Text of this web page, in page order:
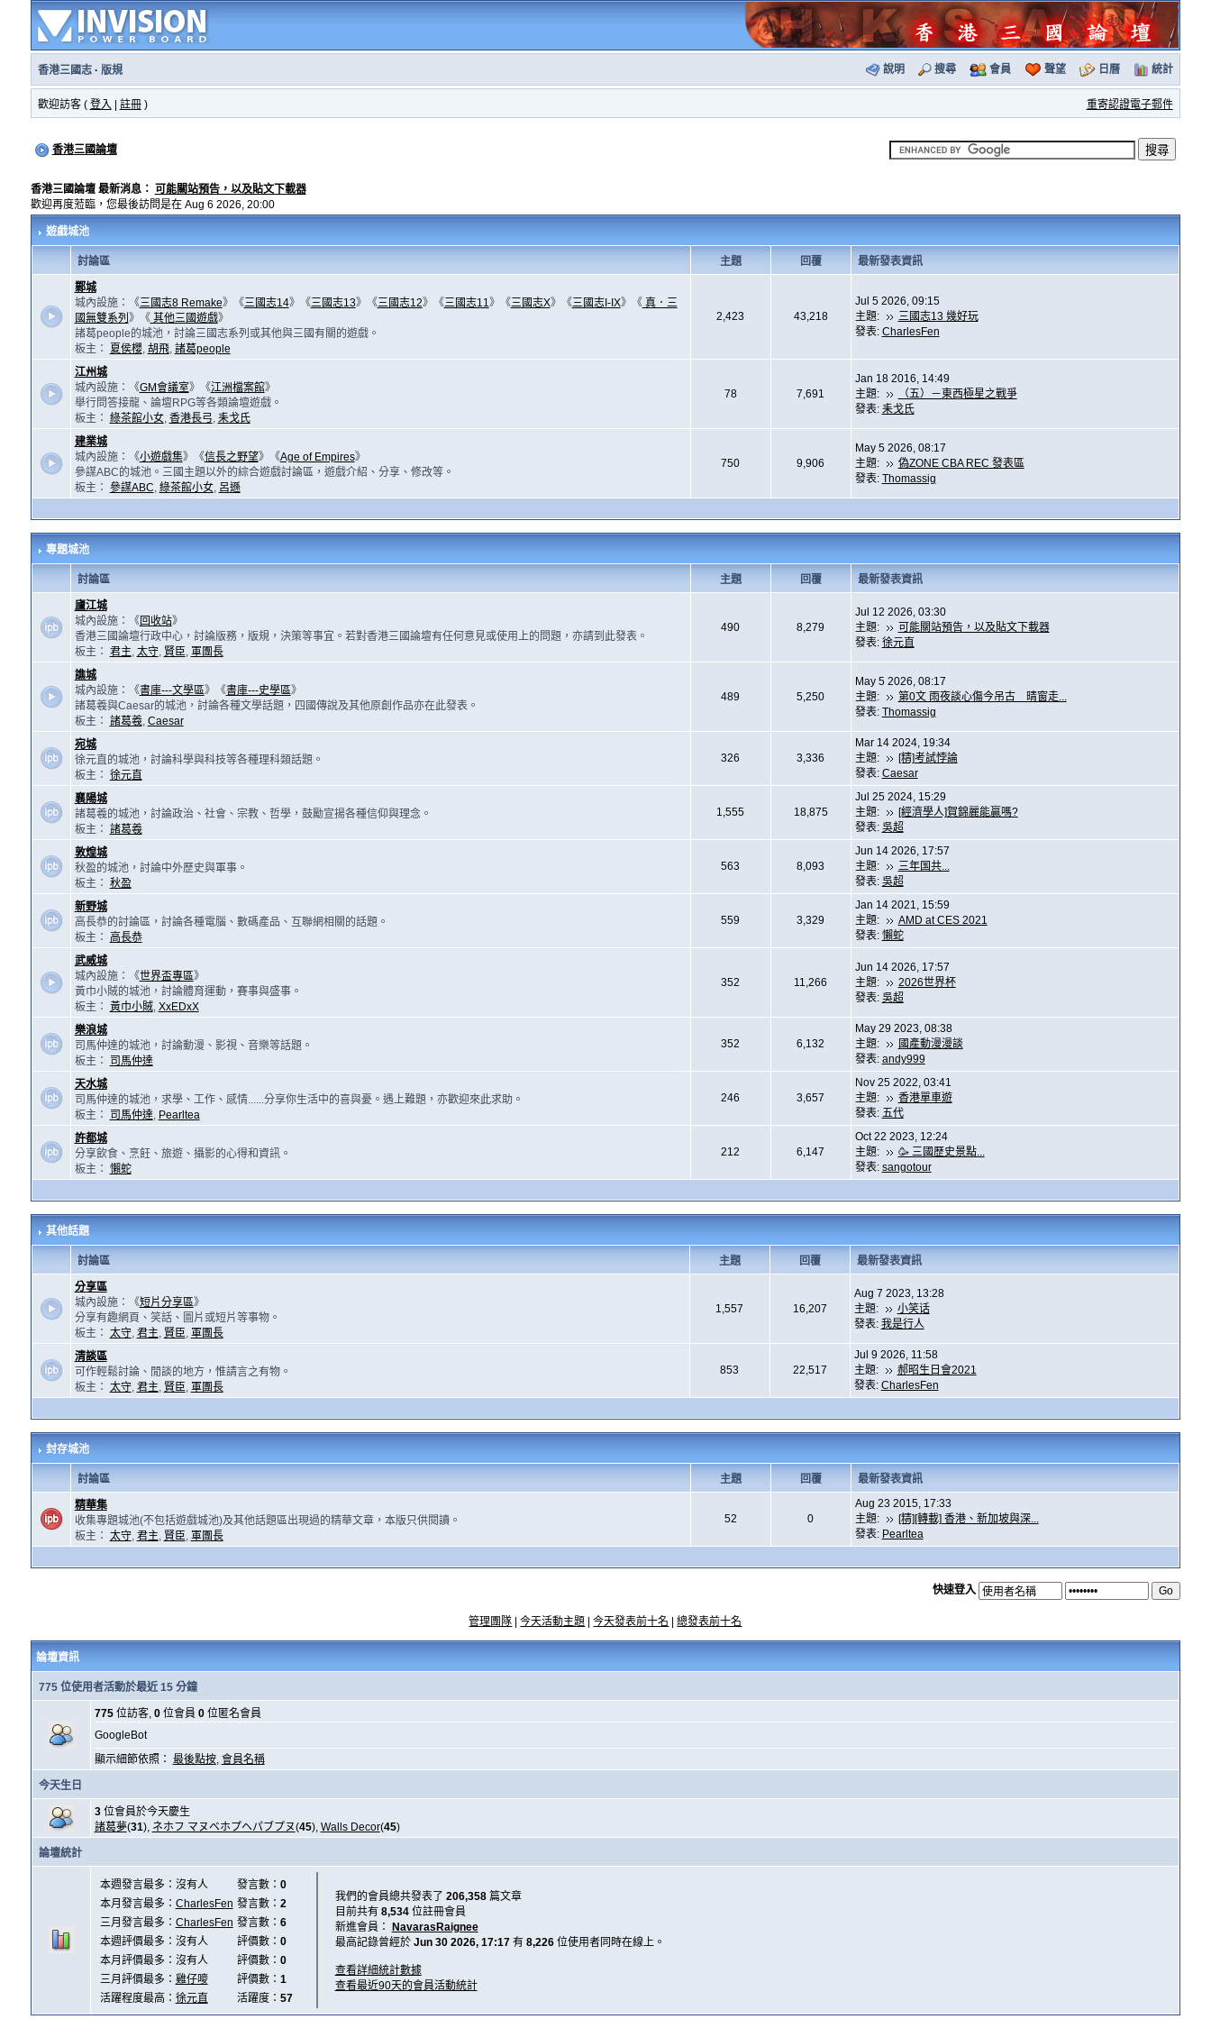
香港三國志· 版規 說明 搜尋 會員 聲望 日曆 統計
歡迎訪客 ( 登入 註冊) 重寄認證電子郵件
香港三國論壇
香港三國論壇 最新消息： 可能關站預告，以及貼文下載器
歡迎再度蒞臨，您最後訪問是在 Aug 6 2026, 20:00
遊戲城池
討論區 主題 回覆 最新發表資訊
鄴城
城內設施：《三國志8 Remake》《三國志14》《三國志13》《三國志12》《三國志11》《三國志X》《三國志I-IX》《真．三
國無雙系列 》《其他三國遊戲》
諸葛people的城池，討論三國志系列或其他與三國有關的遊戲。
板主：
夏侯櫻, 胡飛, 諸葛people
2,423 43,218
Jul 5 2026, 09:15
主題:
三國志13 幾好玩
發表: CharlesFen
江州城
城內設施：《GM會議室》《江洲檔案館》
舉行問答接龍、論壇RPG等各類論壇遊戲。
板主： 綠茶館小女, 香港長弓, 耒戈氏
78 7,691
Jan 18 2016, 14:49
主題:
（五）－東西極星之戰爭
發表: 耒戈氏
建業城
城內設施：《小遊戲集》《信長之野望》《Age of Empires》
參謀ABC的城池。三國主題以外的綜合遊戲討論區，遊戲介紹、分享、修改等。
板主： 參謀ABC, 綠茶館小女, 呂遜
750 9,906
May 5 2026, 08:17
主題:
偽ZONE CBA REC 發表區
發表: Thomassig
專題城池
討論區 主題 回覆 最新發表資訊
廬江城
城內設施：《回收站》
香港三國論壇行政中心，討論版務，版規，決策等事宜。若對香港三國論壇有任何意見或使用上的問題，亦請到此發表。
板主： 君主, 太守, 賢臣, 軍團長
490 8,279
Jul 12 2026, 03:30
主題:
可能關站預告，以及貼文下載器
發表: 徐元直
譙城
城內設施：《書庫---文學區》《書庫---史學區》
諸葛羲與Caesar的城池，討論各種文學話題，四國傳說及其他原創作品亦在此發表。
板主： 諸葛羲, Caesar
489 5,250
May 5 2026, 08:17
主題:
第0文 雨夜談心傷今吊古 晴窗走...
發表: Thomassig
宛城
徐元直的城池，討論科學與科技等各種理科類話題。
板主： 徐元直
326 3,336
Mar 14 2024, 19:34
主題:
[精]考試悖論
發表: Caesar
襄陽城
諸葛羲的城池，討論政治、社會、宗教、哲學，鼓勵宣揚各種信仰與理念。
板主： 諸葛羲
1,555 18,875
Jul 25 2024, 15:29
主題:
[經濟學人]賀錦麗能贏嗎?
發表: 吳超
敦煌城
秋盈的城池，討論中外歷史與軍事。
板主： 秋盈
563 8,093
Jun 14 2026, 17:57
主題:
三年国共...
發表: 吳超
新野城
高長恭的討論區，討論各種電腦、數碼產品、互聯網相關的話題。
板主：
高長恭
559 3,329
Jan 14 2021, 15:59
主題:
AMD at CES 2021
發表: 懶蛇
武威城
城內設施：《世界盃專區》
黃巾小賊的城池，討論體育運動，賽事與盛事。
板主： 黃巾小賊, XxEDxX
352 11,266
Jun 14 2026, 17:57
主題:
2026世界杯
發表: 吳超
樂浪城
司馬仲達的城池，討論動漫、影視、音樂等話題。
板主：
司馬仲達
352 6,132
May 29 2023, 08:38
主題:
國產動漫漫談
發表: andy999
天水城
司馬仲達的城池，求學、工作、感情......分享你生活中的喜與憂。遇上難題，亦歡迎來此求助。
板主：
司馬仲達, Pearltea
246 3,657
Nov 25 2022, 03:41
主題:
香港單車遊
發表: 五代
許都城
分享飲食、烹飪、旅遊、攝影的心得和資訊。
板主： 懶蛇
212 6,147
Oct 22 2023, 12:24
主題:
🥳 三國歷史景點...
發表: sangotour
其他話題
討論區 主題 回覆 最新發表資訊
分享區
城內設施：《短片分享區》
分享有趣網頁、笑話、圖片或短片等事物。
板主： 太守, 君主, 賢臣, 軍團長
1,557 16,207
Aug 7 2023, 13:28
主題:
小笑话
發表: 我是行人
清談區
可作輕鬆討論、閒談的地方，惟請言之有物。
板主： 太守, 君主, 賢臣, 軍團長
853 22,517
Jul 9 2026, 11:58
主題:
郝昭生日會2021
發表: CharlesFen
封存城池
討論區 主題 回覆 最新發表資訊
精華集
收集專題城池(不包括遊戲城池)及其他話題區出現過的精華文章，本版只供閱讀。
板主： 太守, 君主, 賢臣, 軍團長
52 0
Aug 23 2015, 17:33
主題:
[精][轉載] 香港、新加坡與深...
發表: Pearltea
快速登入
管理團隊 |今天活動主題 |今天發表前十名 |總發表前十名
論壇資訊
775 位使用者活動於最近 15 分鐘
775位訪客, 0位會員 0位匿名會員
GoogleBot
顯示細節依照： 最後點按, 會員名稱
今天生日
3位會員於今天慶生
諸葛夢(31), ネホフ マヌベホプヘパブプヌ(45), Walls Decor(45)
論壇統計
本週發言最多：沒有人 發言數： 0
本月發言最多： CharlesFen 發言數： 2
三月發言最多： CharlesFen 發言數： 6
本週評價最多：沒有人
評價數： 0
本月評價最多：沒有人
評價數： 0
三月評價最多： 雞仔嘜 評價數： 1
活躍程度最高： 徐元直 活躍度： 57
我們的會員總共發表了 206,358篇文章
目前共有 8,534位註冊會員
新進會員： NavarasRaignee
最高記錄曾經於 Jun 30 2026, 17:17 有 8,226位使用者同時在線上。
查看詳細統計數據
查看最近90天的會員活動統計